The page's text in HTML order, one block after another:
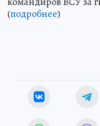
(подробнее)